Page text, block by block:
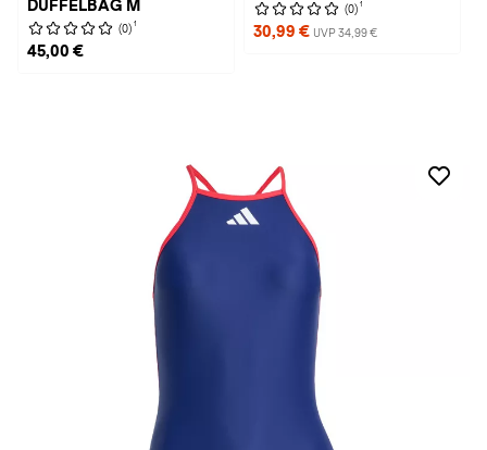
DUFFELBAG M
(0) 1
45,00 €
(0) 1
30,99 € UVP 34,99 €